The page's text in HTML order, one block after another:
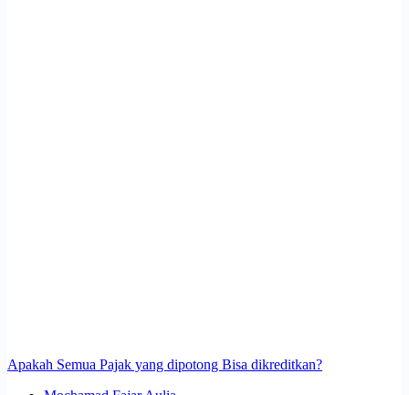
Apakah Semua Pajak yang dipotong Bisa dikreditkan?